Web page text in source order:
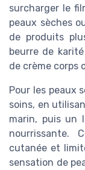
surcharger le
peaux sèches
de produits
beurre de
de crème corps
Pour les peaux
soins, en
marin, puis un
nourrissante.
cutanée et
sensation de